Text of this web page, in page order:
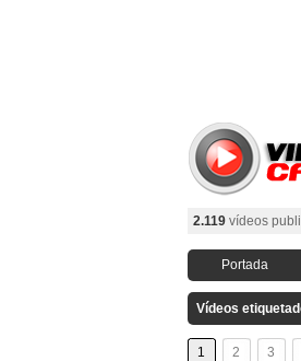
2.119 vídeos
Portada
Vídeos
1 2 3